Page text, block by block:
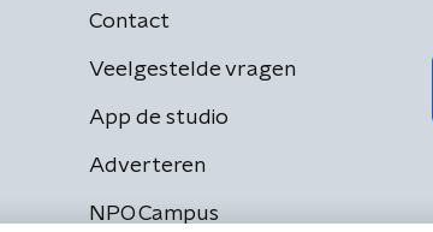
Contact
Veelgestelde vragen
App de studio
Adverteren
NPO Campus